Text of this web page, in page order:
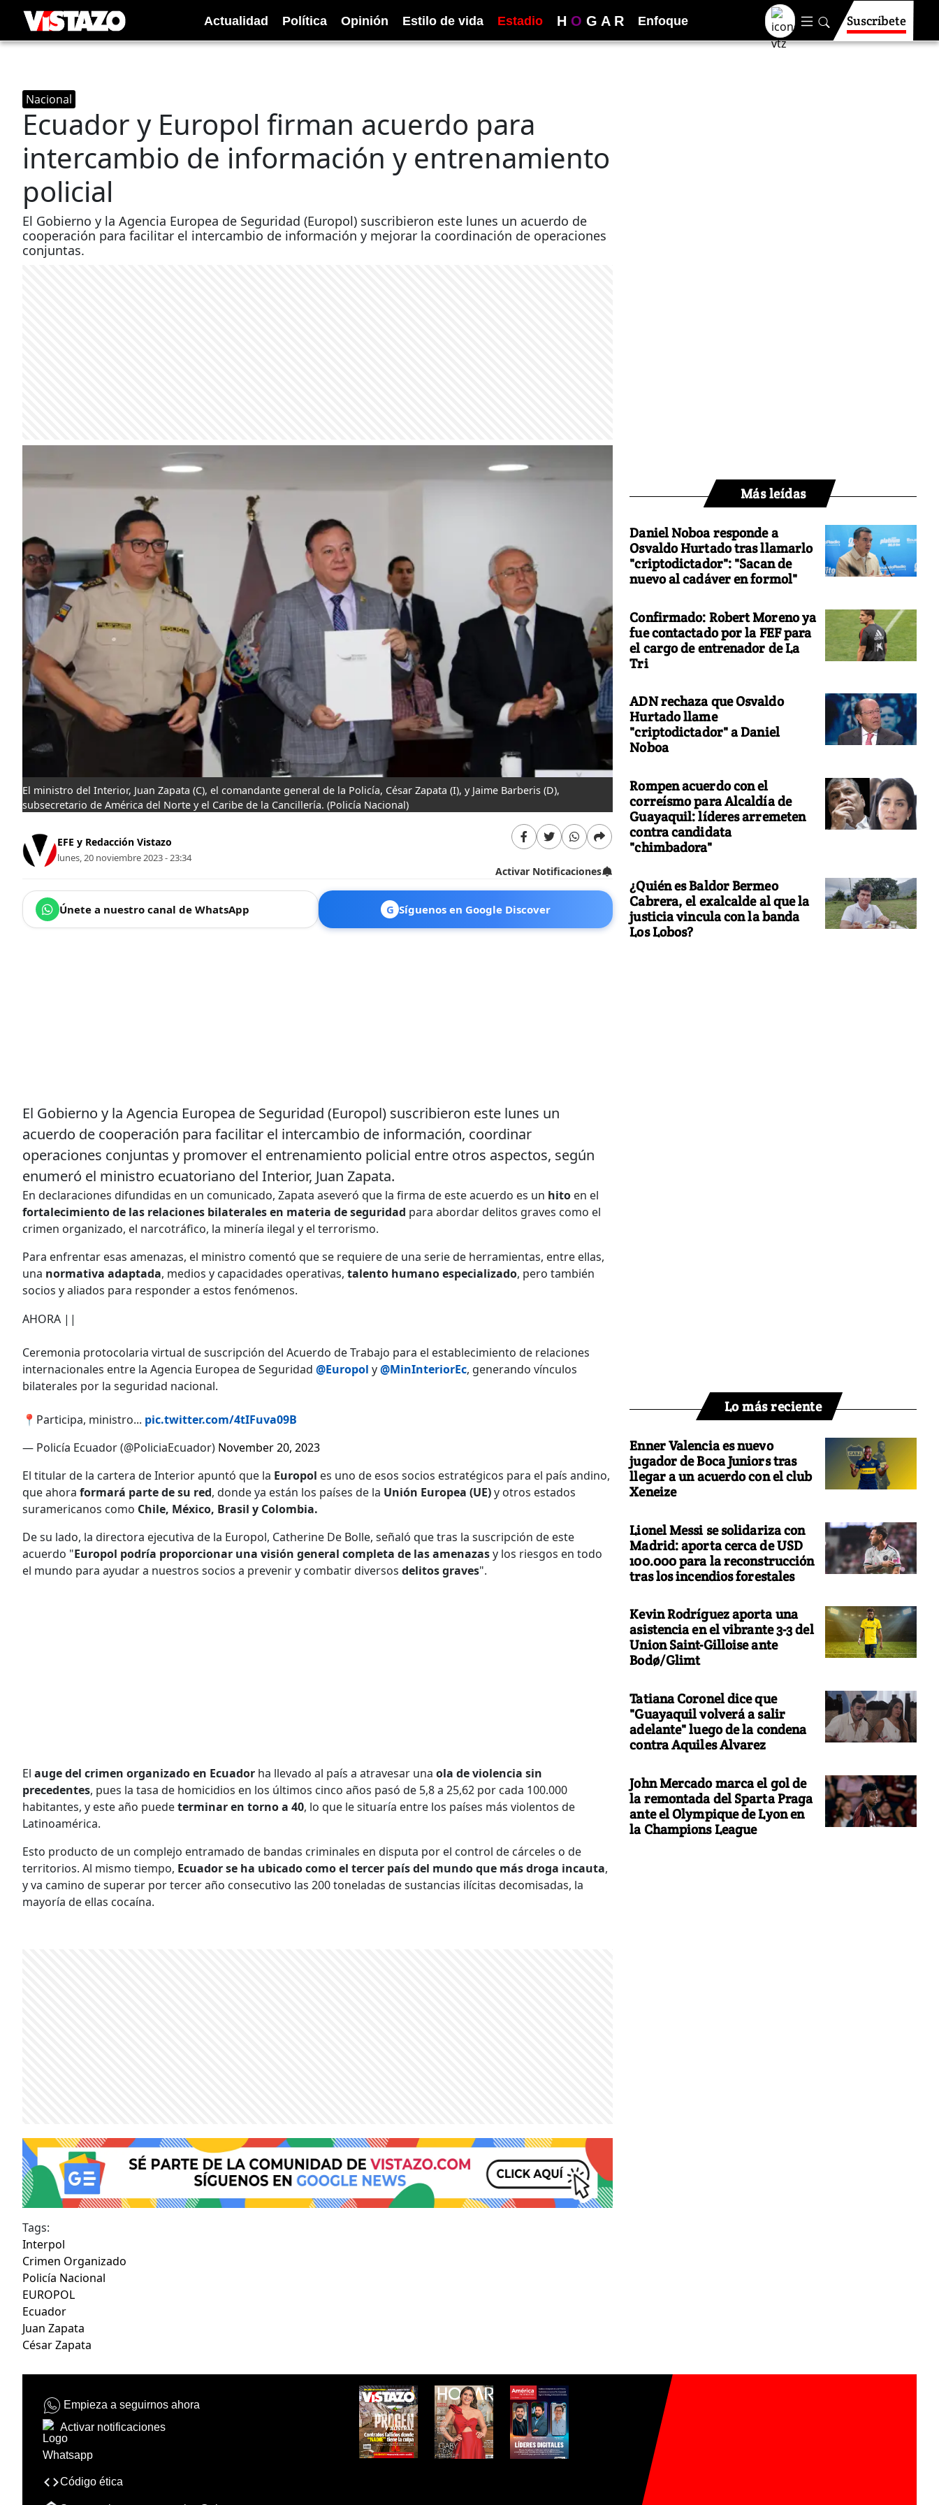
Actualidad Política Opinión Estilo de vida Estadio H O G A R Enfoque Suscríbete
Nacional
Ecuador y Europol firman acuerdo para
intercambio de información y entrenamiento
policial
El Gobierno y la Agencia Europea de Seguridad (Europol) suscribieron este lunes un acuerdo de
cooperación para facilitar el intercambio de información y mejorar la coordinación de operaciones
conjuntas.
El ministro del Interior, Juan Zapata (C), el comandante general de la Policía, César Zapata (I), y Jaime Barberis (D),
subsecretario de América del Norte y el Caribe de la Cancillería. (Policía Nacional)
EFE y Redacción Vistazo
lunes, 20 noviembre 2023 - 23:34
Activar Notificaciones
Únete a nuestro canal de WhatsApp G Síguenos en Google Discover
El Gobierno y la Agencia Europea de Seguridad (Europol) suscribieron este lunes un
acuerdo de cooperación para facilitar el intercambio de información, coordinar
operaciones conjuntas y promover el entrenamiento policial entre otros aspectos, según
enumeró el ministro ecuatoriano del Interior, Juan Zapata.
En declaraciones difundidas en un comunicado, Zapata aseveró que la firma de este acuerdo es un hito en el
fortalecimiento de las relaciones bilaterales en materia de seguridad para abordar delitos graves como el
crimen organizado, el narcotráfico, la minería ilegal y el terrorismo.
Para enfrentar esas amenazas, el ministro comentó que se requiere de una serie de herramientas, entre ellas,
una normativa adaptada, medios y capacidades operativas, talento humano especializado, pero también
socios y aliados para responder a estos fenómenos.
AHORA ||
Ceremonia protocolaria virtual de suscripción del Acuerdo de Trabajo para el establecimiento de relaciones
internacionales entre la Agencia Europea de Seguridad @Europol y@MinInteriorEc, generando vínculos
bilaterales por la seguridad nacional.
📍Participa, ministro... pic.twitter.com/4tIFuva09B
— Policía Ecuador (@PoliciaEcuador) November 20, 2023
El titular de la cartera de Interior apuntó que la Europol es uno de esos socios estratégicos para el país andino,
que ahora formará parte de su red, donde ya están los países de la Unión Europea (UE)y otros estados
suramericanos como Chile, México, Brasil y Colombia.
De su lado, la directora ejecutiva de la Europol, Catherine De Bolle, señaló que tras la suscripción de este
acuerdo "Europol podría proporcionar una visión general completa de las amenazasy los riesgos en todo
el mundo para ayudar a nuestros socios a prevenir y combatir diversos delitos graves".
El auge del crimen organizado en Ecuador ha llevado al país a atravesar una ola de violencia sin
precedentes, pues la tasa de homicidios en los últimos cinco años pasó de 5,8 a 25,62 por cada 100.000
habitantes, y este año puedeterminar en torno a 40, lo que le situaría entre los países más violentos de
Latinoamérica.
Esto producto de un complejo entramado de bandas criminales en disputa por el control de cárceles o de
territorios. Al mismo tiempo, Ecuador se ha ubicado como el tercer país del mundo que más droga incauta,
y va camino de superar por tercer año consecutivo las 200 toneladas de sustancias ilícitas decomisadas, la
mayoría de ellas cocaína.
Tags:
Interpol
Crimen Organizado
Policía Nacional
EUROPOL
Ecuador
Juan Zapata
César Zapata
Más leídas
Daniel Noboa responde a
Osvaldo Hurtado tras llamarlo
"criptodictador": "Sacan de
nuevo al cadáver en formol"
Confirmado: Robert Moreno ya
fue contactado por la FEF para
el cargo de entrenador de La
Tri
ADN rechaza que Osvaldo
Hurtado llame
"criptodictador" a Daniel
Noboa
Rompen acuerdo con el
correísmo para Alcaldía de
Guayaquil: líderes arremeten
contra candidata
"chimbadora"
¿Quién es Baldor Bermeo
Cabrera, el exalcalde al que la
justicia vincula con la banda
Los Lobos?
Lo más reciente
Enner Valencia es nuevo
jugador de Boca Juniors tras
llegar a un acuerdo con el club
Xeneize
Lionel Messi se solidariza con
Madrid: aporta cerca de USD
100.000 para la reconstrucción
tras los incendios forestales
Kevin Rodríguez aporta una
asistencia en el vibrante 3-3 del
Union Saint-Gilloise ante
Bodø/Glimt
Tatiana Coronel dice que
"Guayaquil volverá a salir
adelante" luego de la condena
contra Aquiles Alvarez
John Mercado marca el gol de
la remontada del Sparta Praga
ante el Olympique de Lyon en
la Champions League
Empieza a seguirnos ahora
Activar notificaciones
Código ética